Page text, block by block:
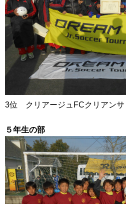
3位 クリアージュFCクリアンサ
５年生の部